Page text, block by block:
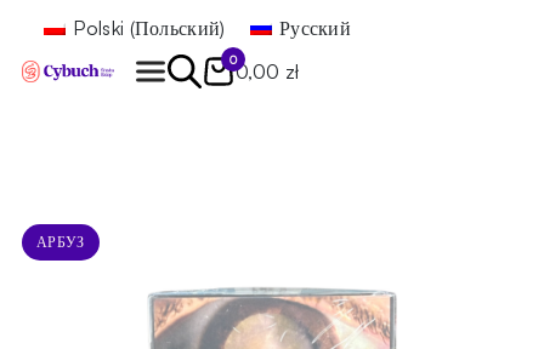
Polski (Польский) Русский
0
0,00 zł
АРБУЗ